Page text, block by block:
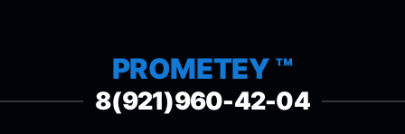
PROMETEY ™
8(921)960-42-04